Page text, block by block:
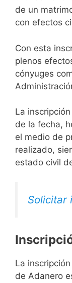
de un
con efectos
Con esta
plenos
cónyuges
La
de la fecha,
el medio de
realizado,
estado civil
Solicitar
La
de Adanero